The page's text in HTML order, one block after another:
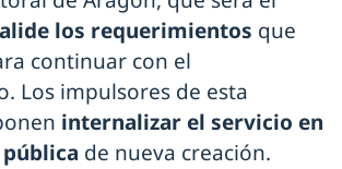
los requerimientos que
continuar con el
Los impulsores de esta
internalizar el servicio en
de nueva creación.